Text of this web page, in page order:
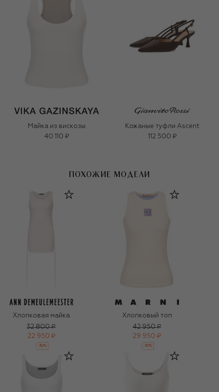
Майка из вискозы
40 110 ₽
Кожаные туфли Ascent
112 500 ₽
ПОХОЖИЕ МОДЕЛИ
Хлопковая майка
32 800 ₽
22 950 ₽
-30%
Хлопковый топ
42 950 ₽
29 950 ₽
-30%